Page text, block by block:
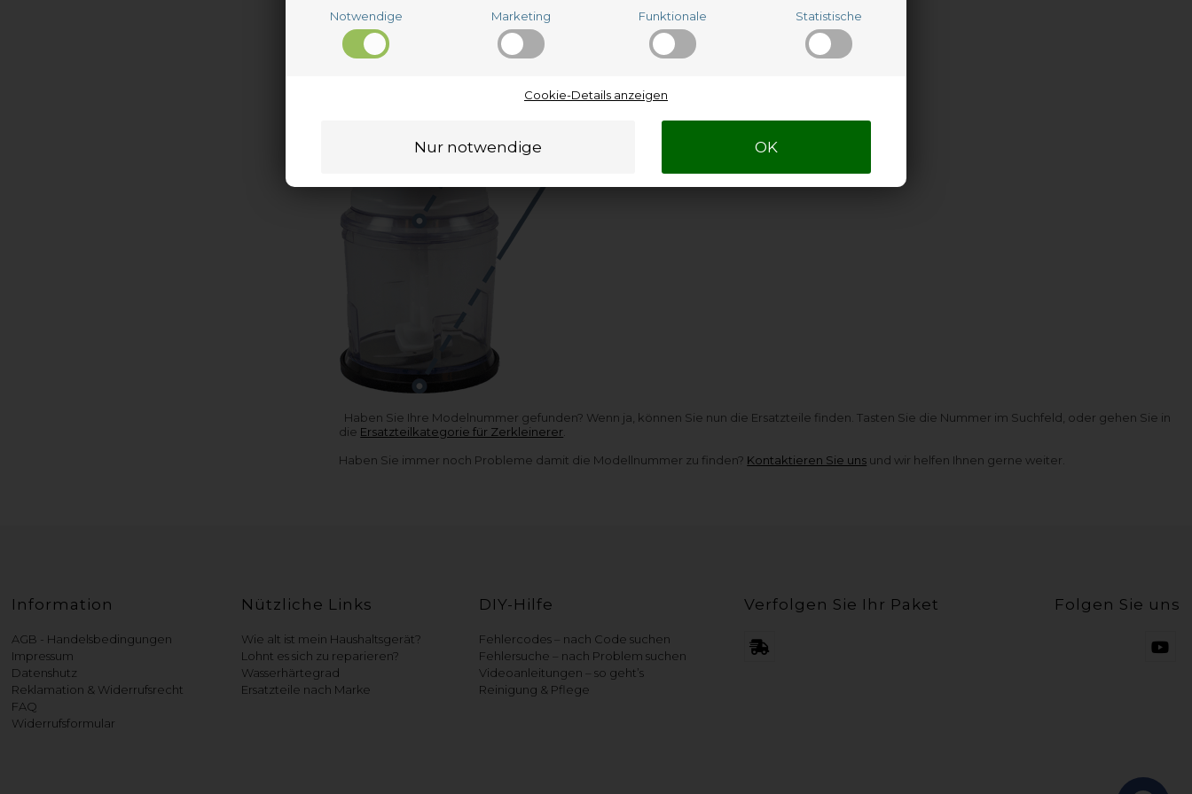
Notwendige Marketing Funktionale Statistische
Cookie-Details anzeigen
Haben Sie Ihre Modelnummer gefunden? Wenn ja, können Sie nun die Ersatzteile finden. Tasten Sie die Nummer im Suchfeld, oder gehen Sie in
die Ersatzteilkategorie für Zerkleinerer
Haben Sie immer noch Probleme damit die Modellnummer zu finden? Kontaktieren Sie uns und wir helfen Ihnen gerne weiter.
Information
AGB - Handelsbedingungen
Impressum
Datenshutz
Reklamation & Widerrufsrecht
FAQ
Widerrufsformular
Nützliche Links
Wie alt ist mein Haushaltsgerät?
Lohnt es sich zu reparieren?
Wasserhärtegrad
Ersatzteile nach Marke
DIY-Hilfe
Fehlercodes – nach Code suchen
Fehlersuche – nach Problem suchen
Videoanleitungen – so geht’s
Reinigung & Pflege
Verfolgen Sie Ihr Paket Folgen Sie uns